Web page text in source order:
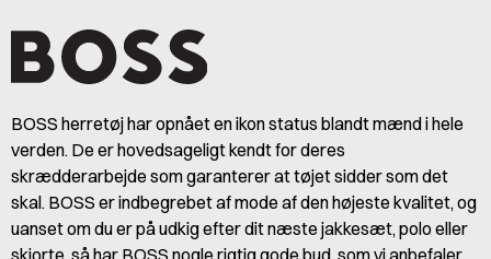
BOSS herretøj har opnået en ikon status blandt mænd i hele
verden. De er hovedsageligt kendt for deres
skrædderarbejde som garanterer at tøjet sidder som det
skal. BOSS er indbegrebet af mode af den højeste kvalitet, og
uanset om du er på udkig efter dit næste jakkesæt, polo eller
skjorte, så har BOSS nogle rigtig gode bud, som vi anbefaler